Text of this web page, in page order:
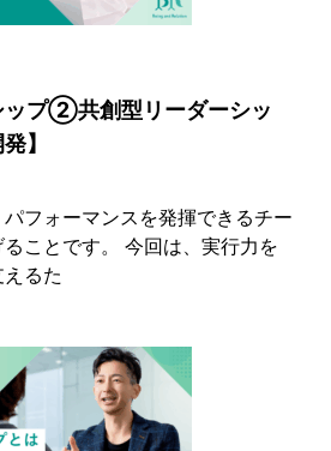
ップ②共創型リーダーシッ
】
フォーマンスを発揮できるチー
ことです。 今回は、実行力を
るた